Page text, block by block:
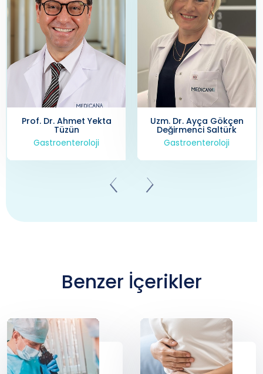
Prof. Dr. Ahmet Yekta
Tüzün
Gastroenteroloji
Uzm. Dr. Ayça Gökçen
Değirmenci Saltürk
Gastroenteroloji
Benzer İçerikler